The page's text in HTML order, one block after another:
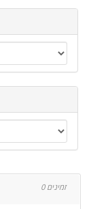
0 זמינים